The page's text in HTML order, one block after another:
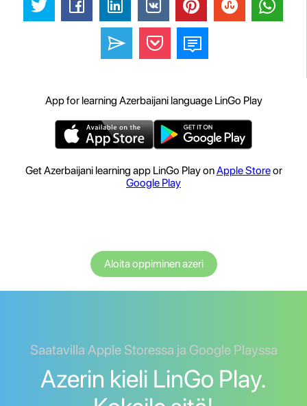
App for learning Azerbaijani language LinGo Play
Get Azerbaijani learning app LinGo Play onApple Storeor
Google Play
Aloita oppiminen azeri
Saatavilla Apple Storessa ja Google Playssa
Azerin kieli LinGo Play.